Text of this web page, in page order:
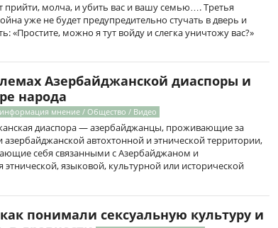
молча, и убить вас и вашу семью…. Третья
уже не будет предупредительно стучать в дверь и
«Простите, можно я тут войду и слегка уничтожу вас?»
Азербайджанской диаспоры и
народа
мнение / Общество / Видео
диаспора — азербайджанцы, проживающие за
азербайджанской автохтонной и этнической территории,
себя связанными с Азербайджаном и
языковой, культурной или исторической
понимали сексуальную культуру и